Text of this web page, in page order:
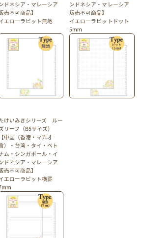
ンドネシア・マレーシア
売不可商品】
エローラビット無地
ンドネシア・マレーシア
販売不可商品】
イエローラビットドット
5mm
けいみきシリーズ ルー
リーフ（B5サイズ）
【中国（香港・マカオ
）・台湾・タイ・ベト
ム・シンガポール・イ
ンドネシア・マレーシア
売不可商品】
エローラビット横罫